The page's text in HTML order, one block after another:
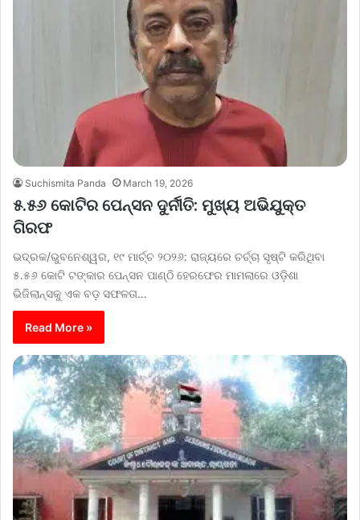
Suchismita Panda March 19, 2026
୫.୫୬ କୋଟିର ପେନ୍‌ସନ ଦୁର୍ନୀତି: ମୁଖ୍ୟ ଅଭିଯୁକ୍ତ
ଗିରଫ
ଭଦ୍ରକ/ଭୁବନେଶ୍ୱର, ୧୯ ମାର୍ଚ୍ଚ ୨୦୨୬: ରାଜ୍ୟରେ ଚର୍ଚ୍ଚା ସୃଷ୍ଟି କରିଥିବା
୫.୫୬ କୋଟି ଟଙ୍କାର ପେନ୍‌ସନ ପାଣ୍ଠି ହେରଫେର ମାମଲାରେ ଓଡ଼ିଶା
ଭିଜିଲାନ୍ସକୁ ଏକ ବଡ଼ ସଫଳତା…
Read More »